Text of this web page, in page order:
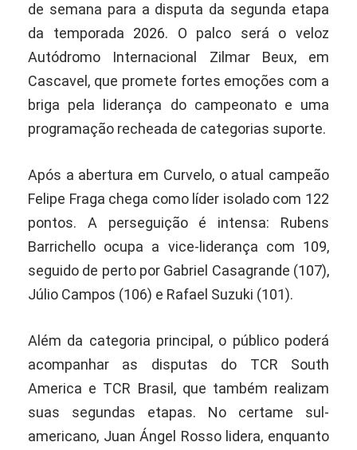
de semana para a disputa da segunda etapa
da temporada 2026. O palco será o veloz
Autódromo Internacional Zilmar Beux, em
Cascavel, que promete fortes emoções com a
briga pela liderança do campeonato e uma
programação recheada de categorias suporte.
Após a abertura em Curvelo, o atual campeão
Felipe Fraga chega como líder isolado com 122
pontos. A perseguição é intensa: Rubens
Barrichello ocupa a vice-liderança com 109,
seguido de perto por Gabriel Casagrande (107),
Júlio Campos (106) e Rafael Suzuki (101).
Além da categoria principal, o público poderá
acompanhar as disputas do TCR South
America e TCR Brasil, que também realizam
suas segundas etapas. No certame sul-
americano, Juan Ángel Rosso lidera, enquanto